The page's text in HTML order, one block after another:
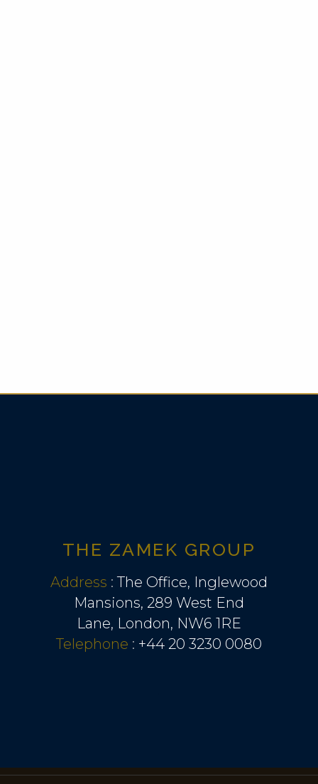
THE ZAMEK GROUP
Address :The Office, Inglewood
Mansions, 289 West End
Lane, London, NW6 1RE
Telephone : +44 20 3230 0080